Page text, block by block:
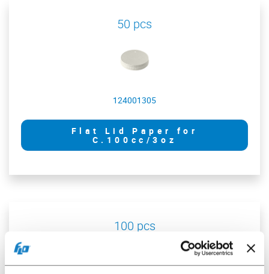
50 pcs
124001305
Flat Lid Paper for
C.100cc/3oz
100 pcs